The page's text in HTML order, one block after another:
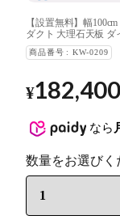
【設置無料】幅
ダクト 大理石天板 ダ
商品番号 KW-0209
なら
¥182,400